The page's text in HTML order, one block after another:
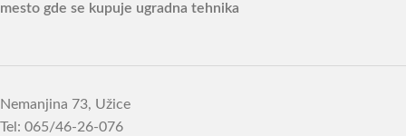
mesto gde se kupuje ugradna tehnika
Nemanjina 73, Užice
Tel: 065/46-26-076